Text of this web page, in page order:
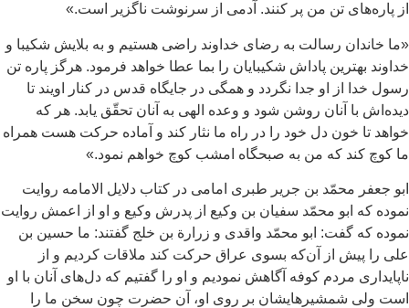
پاره‌‏هاى تن من پر كنند. آدمى از سرنوشت ناگزير است.»
خاندان رسالت به رضاى خداوند راضى هستيم و به بلايش شكيبا و
بهترين پاداش شكيبايان را بما عطا خواهد فرمود. هرگز پاره تن
خدا از او جدا نگردد و همگى در جايگاه قدس در كنار اويند تا
با آنان روشن شود و وعده الهى به آنان تحقّق يابد. هر كه
تا خون دل خود را در راه ما نثار كند و آماده حركت هست همراه
كوچ كند كه من به صبحگاه امشب كوچ خواهم نمود.»
جعفر محمّد بن جرير طبرى امامى در كتاب دلايل الامامه روايت‏
كه ابو محمّد سفيان بن وكيع از پدرش وكيع و او از اعمش روايت
كه گفت: ابو محمّد واقدى و زرارة بن خلج‏ گفتند: ما حسين بن
را پيش از آن‌كه بسوى عراق حركت كند ملاقات كرديم و از
مردم كوفه آگاهش نموديم و او را گفتيم كه دل‌هاى آنان با او
ولى شمشيرهايشان بر روى او، آن حضرت چون سخن ما را